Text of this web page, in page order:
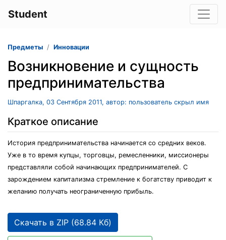
Student
Предметы Инновации
Возникновение и сущность
предпринимательства
Шпаргалка, 03 Сентября 2011, автор: пользователь скрыл имя
Краткое описание
История предпринимательства начинается со средних веков.
Уже в то время купцы, торговцы, ремесленники, миссионеры
представляли собой начинающих предпринимателей. С
зарождением капитализма стремление к богатству приводит к
желанию получать неограниченную прибыль.
Скачать в ZIP (68.84 Кб)